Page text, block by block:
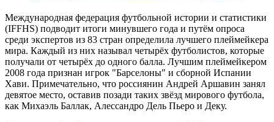
Международная федерация футбольной истории и статистики
(IFFHS) подводит итоги минувшего года и путём опроса
среди экспертов из 83 стран определила лучшего плеймейкера
мира. Каждый из них называл четырёх футболистов, которые
получали от четырёх до одного балла. Лучшим плеймейкером
2008 года признан игрок "Барселоны" и сборной Испании
Хави. Примечательно, что россиянин Андрей Аршавин занял
девятое место, оставив позади таких звёзд мирового футбола,
как Михаэль Баллак, Алессандро Дель Пьеро и Деку.